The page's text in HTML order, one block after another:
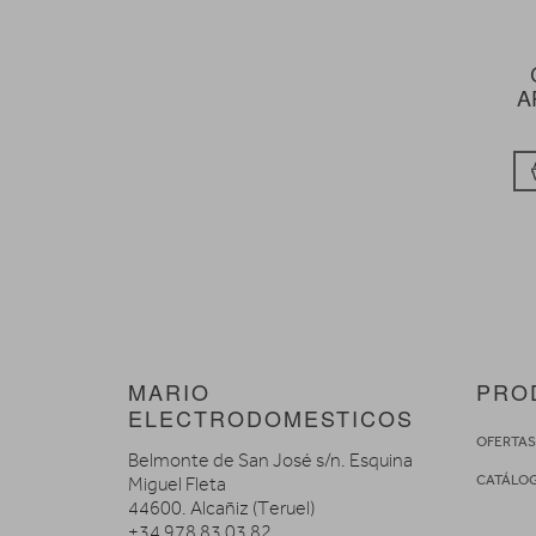
MARIO
ELECTRODOMESTICOS
Belmonte de San José s/n. Esquina
Miguel Fleta
44600. Alcañiz (Teruel)
OFERTAS